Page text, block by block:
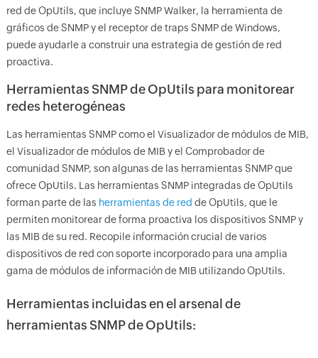
red de OpUtils, que incluye SNMP Walker, la herramienta de
gráficos de SNMP y el receptor de traps SNMP de Windows,
puede ayudarle a construir una estrategia de gestión de red
proactiva.
Herramientas SNMP de OpUtils para monitorear
redes heterogéneas
Las herramientas SNMP como el Visualizador de módulos de MIB,
el Visualizador de módulos de MIB y el Comprobador de
comunidad SNMP, son algunas de las herramientas SNMP que
ofrece OpUtils. Las herramientas SNMP integradas de OpUtils
forman parte de las herramientas de red de OpUtils, que le
permiten monitorear de forma proactiva los dispositivos SNMP y
las MIB de su red. Recopile información crucial de varios
dispositivos de red con soporte incorporado para una amplia
gama de módulos de información de MIB utilizando OpUtils.
Herramientas incluidas en el arsenal de
herramientas SNMP de OpUtils: